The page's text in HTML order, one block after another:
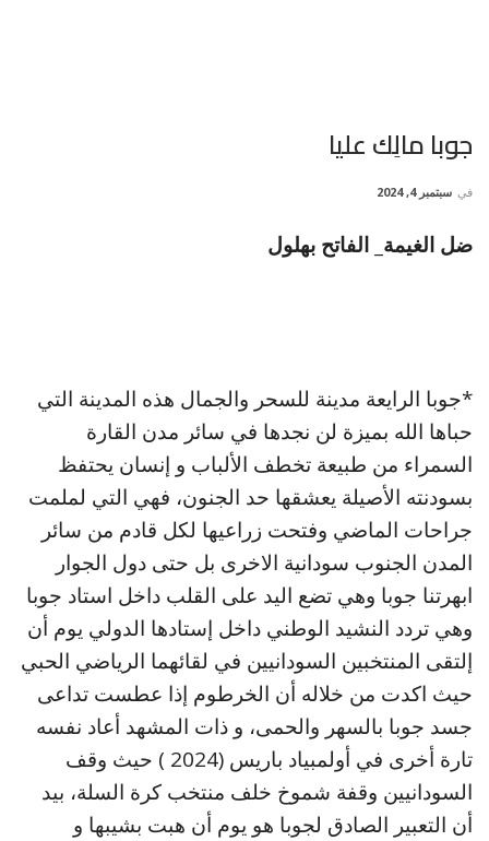
جوبا مالِك عليا
في سبتمبر 4, 2024
ضل الغيمة_ الفاتح بهلول
*جوبا الرايعة مدينة للسحر والجمال هذه المدينة التي
حباها الله بميزة لن نجدها في سائر مدن القارة
السمراء من طبيعة تخطف الألباب و إنسان يحتفظ
بسودنته الأصيلة يعشقها حد الجنون، فهي التي لملمت
جراحات الماضي وفتحت زراعيها لكل قادم من سائر
المدن الجنوب سودانية الاخرى بل حتى دول الجوار
ابهرتنا جوبا وهي تضع اليد على القلب داخل استاد جوبا
وهي تردد النشيد الوطني داخل إستادها الدولي يوم أن
إلتقى المنتخبين السودانيين في لقائهما الرياضي الحبي
حيث اكدت من خلاله أن الخرطوم إذا عطست تداعى
جسد جوبا بالسهر والحمى، و ذات المشهد أعاد نفسه
تارة أخرى في أولمبياد باريس (2024 ) حيث وقف
السودانيين وقفة شموخ خلف منتخب كرة السلة، بيد
أن التعبير الصادق لجوبا هو يوم أن هبت بشيبها و